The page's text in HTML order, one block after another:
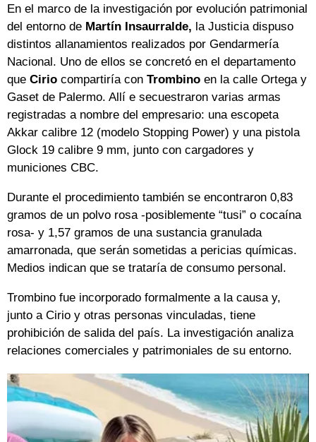
En el marco de la investigación por evolución patrimonial
del entorno de Martín Insaurralde, la Justicia dispuso
distintos allanamientos realizados por Gendarmería
Nacional. Uno de ellos se concretó en el departamento
que Cirio compartiría con Trombino en la calle Ortega y
Gaset de Palermo. Allí e secuestraron varias armas
registradas a nombre del empresario: una escopeta
Akkar calibre 12 (modelo Stopping Power) y una pistola
Glock 19 calibre 9 mm, junto con cargadores y
municiones CBC.
Durante el procedimiento también se encontraron 0,83
gramos de un polvo rosa -posiblemente “tusi” o cocaína
rosa- y 1,57 gramos de una sustancia granulada
amarronada, que serán sometidas a pericias químicas.
Medios indican que se trataría de consumo personal.
Trombino fue incorporado formalmente a la causa y,
junto a Cirio y otras personas vinculadas, tiene
prohibición de salida del país. La investigación analiza
relaciones comerciales y patrimoniales de su entorno.